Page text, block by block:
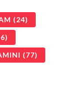
(24)
(77)